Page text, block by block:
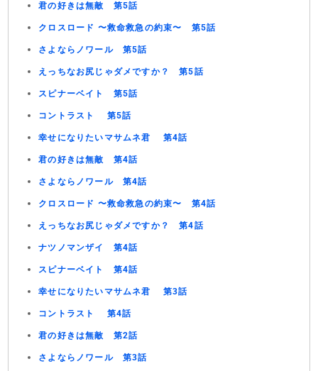
君の好きは無敵 第5話
クロスロード 〜救命救急の約束〜 第5話
さよならノワール 第5話
えっちなお尻じゃダメですか？ 第5話
スピナーベイト 第5話
コントラスト 第5話
幸せになりたいマサムネ君 第4話
君の好きは無敵 第4話
さよならノワール 第4話
クロスロード 〜救命救急の約束〜 第4話
えっちなお尻じゃダメですか？ 第4話
ナツノマンザイ 第4話
スピナーベイト 第4話
幸せになりたいマサムネ君 第3話
コントラスト 第4話
君の好きは無敵 第2話
さよならノワール 第3話